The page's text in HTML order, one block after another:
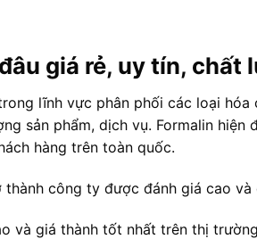
giá rẻ, uy tín, chất
lĩnh vực phân phối các loại
sản phẩm, dịch vụ. Formalin hiện
hàng trên toàn quốc.
thành công ty được đánh giá cao
và giá thành tốt nhất trên thị